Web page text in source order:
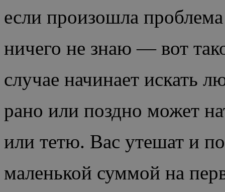
если произошла
ничего не знаю — вот
случае начинает искать
рано или поздно может
или тетю. Вас утешат и
маленькой суммой на